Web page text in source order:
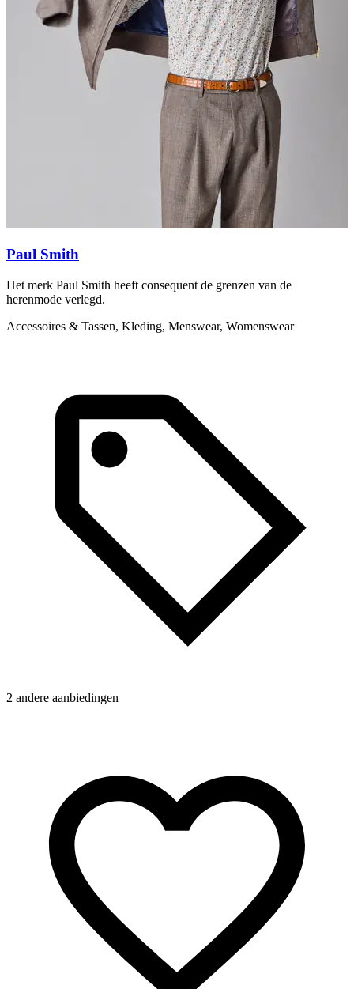
Paul Smith
Het merk Paul Smith heeft consequent de grenzen van de
herenmode verlegd.
Accessoires & Tassen, Kleding, Menswear, Womenswear
2 andere aanbiedingen